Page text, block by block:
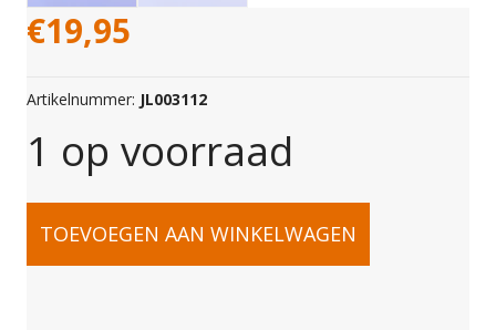
€19,95
Artikelnummer: JL003112
1 op voorraad
X5
TOEVOEGEN AAN WINKELWAGEN